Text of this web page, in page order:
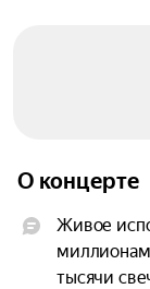
О концерте
Живое
тысячи